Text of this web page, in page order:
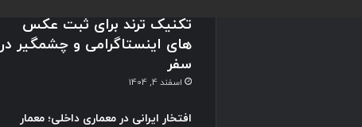
تکنیک ترند برای ثبت عکس
های اینستاگرامی و چشمگیر در
سفر
اسفند 4, 1404
افتخار ایرانی در معماری داخلی؛ معمار